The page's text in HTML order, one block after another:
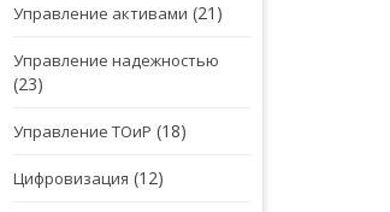
Управление активами (21)
Управление надежностью
(23)
Управление ТОиР (18)
Цифровизация (12)